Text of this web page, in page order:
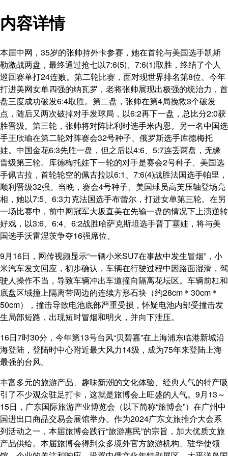
内容详情
本届中网，35岁的张帅持外卡参赛，她在首轮与美国选手凯斯
勒激战两盘，最终通过抢七以7:6(5)、7:6(1)取胜，终结了个人
巡回赛单打24连败。第二轮比赛，面对现世界排名第8位、今年
打进美网女单四强的纳瓦罗，老将张帅展现出极强的统治力，首
盘三度成功破发6:4取胜。第二盘，张帅在第4局挽救3个破发
点，随后又两次破掉对手发球局，以6:2再下一盘，总比分2:0获
胜晋级。第三轮，张帅将对阵比利时选手米内恩。另一名中国选
手王欣瑜在第二轮对阵赛会32号种子、俄罗斯选手库德梅托
娃。中国金花6:3先胜一盘，但之后以4:6、5:7连丢两盘，无缘
晋级第三轮。库德梅托娃下一轮的对手是赛会2号种子、美国选
手佩古拉，首轮轮空的佩古拉以6:1、7:6(4)战胜法国选手帕里，
顺利晋级32强。当晚，赛会4号种子、美国球员高芙压轴登场亮
相，她以7:5、6:3力克法国选手布蕾尔，打进女单第三轮。在另
一场比赛中，前中网冠军大坂直美在先输一盘的情况下上演逆转
好戏，以3:6、6:4、6:2战胜哈萨克斯坦选手普丁塞娃，将与美
国选手沃雷涅茨争夺16强席位。
9月16日，网传视频显示“一辆小米SU7在事故中发生冒烟”，小
米汽车发文回应，初步确认，车辆在行驶过程中因路面湿滑，驾
驶人操作不当，导致车辆冲出车道撞向隔离花坛区。车辆前杠和
底盘区域撞上隔离带周边的连续方形石块（约28cm＊30cm＊
50cm），撞击导致电池底部严重受损，怀疑电池内部受撞击发
生局部短路，出现短时冒烟和明火，并向下泄压。
16日7时30分，今年第13号台风“贝碧嘉”在上海浦东临港新城沿
海登陆，登陆时中心附近最大风力14级，成为75年来登陆上海
最强的台风。
丰富多元的旅游产品、趣味新潮的文化体验、经典人气的特产吸
引了不少观众驻足打卡，这就是旅博会上旺盛的人气。9月13～
15日，广东国际旅游产业博览会（以下简称“旅博会”）在广州中
国进出口商品交易会展馆举办。作为2024广东文旅推介大会系
列活动之一，本届旅博会践行“旅游惠民”的宗旨，加大优质文旅
产品供给。本届旅博会得到众多境外官方旅游机构、驻华使领